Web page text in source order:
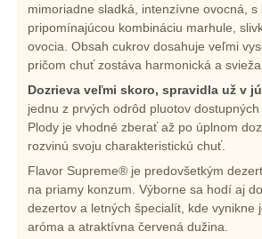
mimoriadne sladká, intenzívne ovocná, s
pripomínajúcou kombináciu marhule,
ovocia. Obsah cukrov dosahuje veľmi
pričom chuť zostáva harmonická a svieža.
Dozrieva veľmi skoro, spravidla už v
jednu z prvých odrôd pluotov dostupných
Plody je vhodné zberať až po úplnom
rozvinú svoju charakteristickú chuť.
Flavor Supreme® je predovšetkým
na priamy konzum. Výborne sa hodí aj
dezertov a letných špecialít, kde vynikne
aróma a atraktívna červená dužina.